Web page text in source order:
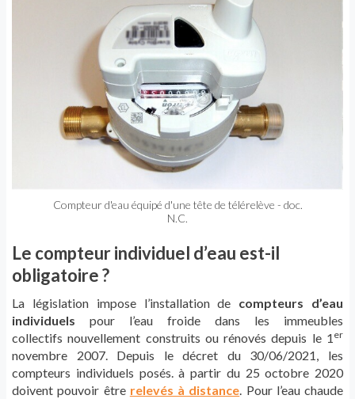
Compteur d'eau équipé d'une tête de télérelève - doc.
N.C.
Le compteur individuel d’eau est-il
obligatoire ?
La législation impose l’installation de compteurs d’eau
individuels pour l’eau froide dans les immeubles
collectifs nouvellement construits ou rénovés depuis le 1 er
novembre 2007. Depuis le décret du 30/06/2021, les
compteurs individuels posés. à partir du 25 octobre 2020
doivent pouvoir être relevés à distance. Pour l’eau chaude